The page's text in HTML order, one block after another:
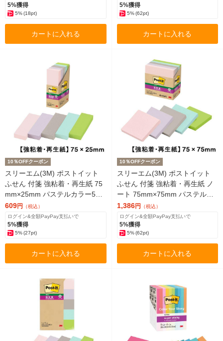
5%獲得
5%(18pt)
カートに入れる
5%獲得
5% (62pt)
カートに入れる
10％OFFクーポン
スリーエム(3M) ポストイット
ふせん 付箋 強粘着・再生紙 75
mm×25mm パステルカラー5色
1箱（5冊入） 500-5SSAP2
609円
（税込）
ログイン&全額PayPay支払いで
5%獲得
5%(27pt)
カートに入れる
10％OFFクーポン
スリーエム(3M) ポストイット
ふせん 付箋 強粘着・再生紙 ノ
ート 75mm×75mm パステルカ
ラー5色 1箱（5冊入） 654-5SS
AP2
1,386円
（税込）
ログイン&全額PayPay支払いで
5%獲得
5% (62pt)
カートに入れる